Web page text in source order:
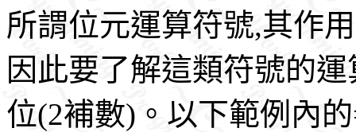
所謂位元運算符號,其作
因此要了解這類符號的
位(2補數)。以下範例內